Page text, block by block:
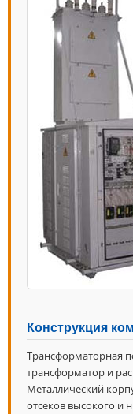
Конструкция
Трансформаторная
трансформатор и
Металлический
отсеков высокого и